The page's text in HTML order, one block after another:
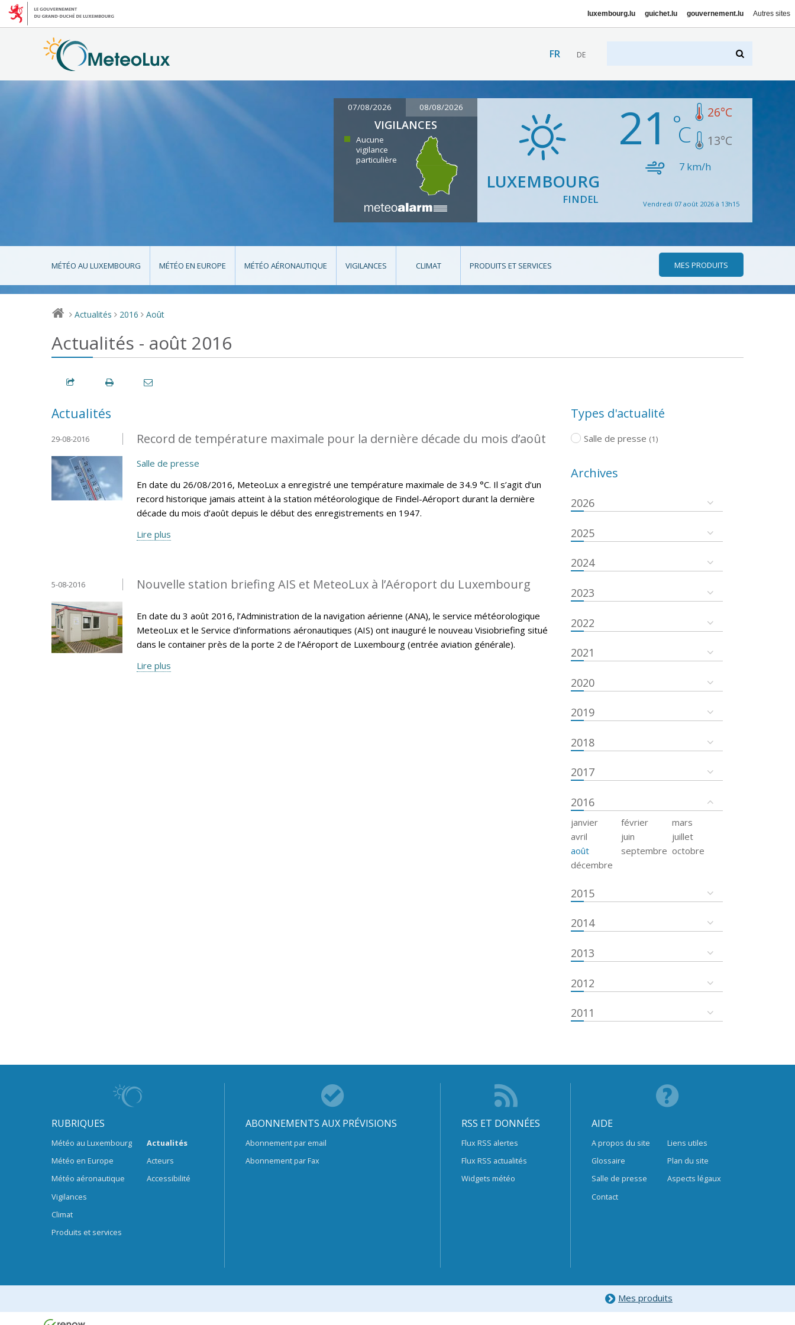
luxembourg.lu guichet.lu gouvernement.lu Autres sites
FR DE
07/08/2026 08/08/2026
VIGILANCES
Aucune
vigilance
particulière
LUXEMBOURG
FINDEL
21 26°C
13°C
7 km/h
Vendredi 07 août 2026 à 13h15
MÉTÉO AU LUXEMBOURG MÉTÉO EN EUROPE MÉTÉO AÉRONAUTIQUE VIGILANCES CLIMAT PRODUITS ET SERVICES MES PRODUITS
> Actualités > 2016 > Août
Actualités - août 2016
Actualités
Record de température maximale pour la dernière décade du mois d’août
29-08-2016
Salle de presse
En date du 26/08/2016, MeteoLux a enregistré une température maximale de 34.9 °C. Il s’agit d’un
record historique jamais atteint à la station météorologique de Findel-Aéroport durant la dernière
décade du mois d’août depuis le début des enregistrements en 1947.
Lire plus
Nouvelle station briefing AIS et MeteoLux à l’Aéroport du Luxembourg
5-08-2016
En date du 3 août 2016, l’Administration de la navigation aérienne (ANA), le service météorologique
MeteoLux et le Service d’informations aéronautiques (AIS) ont inauguré le nouveau Visiobriefing situé
dans le container près de la porte 2 de l’Aéroport de Luxembourg (entrée aviation générale).
Lire plus
Types d'actualité
Salle de presse (1)
Archives
2026
2025
2024
2023
2022
2021
2020
2019
2018
2017
2016
janvier février
mars
avril
juin
juillet
août
septembre octobre
décembre
2015
2014
2013
2012
2011
RUBRIQUES
Météo au Luxembourg
Météo en Europe
Météo aéronautique
Vigilances
Climat
Produits et services
Actualités
Acteurs
Accessibilité
ABONNEMENTS AUX PRÉVISIONS
Abonnement par email
Abonnement par Fax
RSS ET DONNÉES
Flux RSS alertes
Flux RSS actualités
Widgets météo
AIDE
A propos du site
Glossaire
Salle de presse
Contact
Liens utiles
Plan du site
Aspects légaux
Mes produits